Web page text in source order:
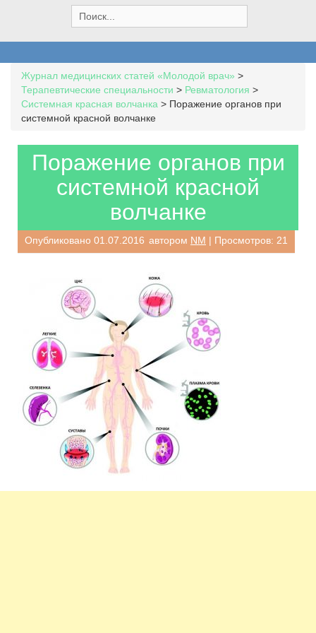
e
a
h
f
o
r
Журнал медицинских статей «Молодой врач» >
Терапевтические специальности > Ревматология >
Системная красная волчанка > Поражение органов при
системной красной волчанке
Поражение органов при
системной красной
волчанке
Опубликовано 01.07.2016 автором NM | Просмотров: 21